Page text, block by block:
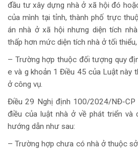
đầu tư xây dựng nhà ở xã hội đó
của mình tại tỉnh, thành phố trực
án nhà ở xã hội nhưng diện tích
thấp hơn mức diện tích nhà ở tối thiểu,
– Trường hợp thuộc đối tượng quy
e và g khoản 1 Điều 45 của Luật này
ở công vụ.
Điều 29 Nghị định 100/2024/NĐ-
điều của luật nhà ở về phát triển và
hướng dẫn như sau:
– Trường hợp chưa có nhà ở thuộc